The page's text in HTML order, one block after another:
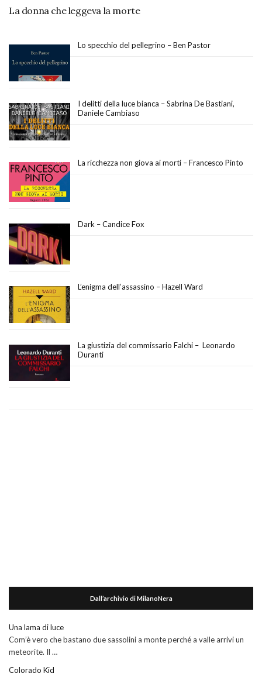
La donna che leggeva la morte
Lo specchio del pellegrino – Ben Pastor
I delitti della luce bianca – Sabrina De Bastiani,
Daniele Cambiaso
La ricchezza non giova ai morti – Francesco Pinto
Dark – Candice Fox
L’enigma dell’assassino – Hazell Ward
La giustizia del commissario Falchi – Leonardo
Duranti
Dall’archivio di MilanoNera
Una lama di luce
Com’è vero che bastano due sassolini a monte perché a valle arrivi un
meteorite. Il …
Colorado Kid